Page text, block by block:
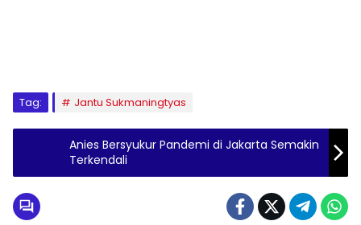
Tag: Jantu Sukmaningtyas
Anies Bersyukur Pandemi di Jakarta Semakin
Terkendali